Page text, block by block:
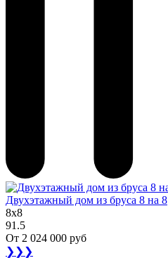
Двухэтажный дом из бруса 8 на 8
8x8
91.5
От 2 024 000 руб
❯❯❯